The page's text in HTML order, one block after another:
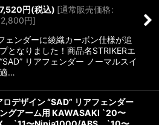
円(税込) [通常販売価格:
円]
ェンダーに綾織カーボン仕様が追
となりました！商品名STRIKERエ
リアフェンダー ノーマルスイ
…
ロデザイン “SAD” リアフェンダー
グアーム用 KAWASAKI `20〜